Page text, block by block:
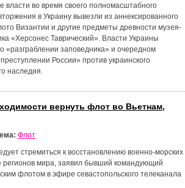
власти во время своего полномасштабного
в Украину вывезли из аннексированного
Византии и другие предметы древности музея-
«Херсонес Таврический». Власти Украины
«разграблении заповедника» и очередном
России» против украинского
наследия.
вернуть флот во Вьетнам,
Флот
стремиться к восстановлению военно-морских
регионов мира, заявил бывший командующий
флотом в эфире севастопольского телеканала